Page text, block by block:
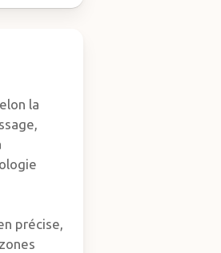
la
précise,